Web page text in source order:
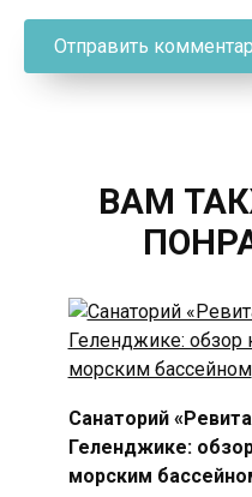
ВАМ
Санаторий
Геленджике:
морским